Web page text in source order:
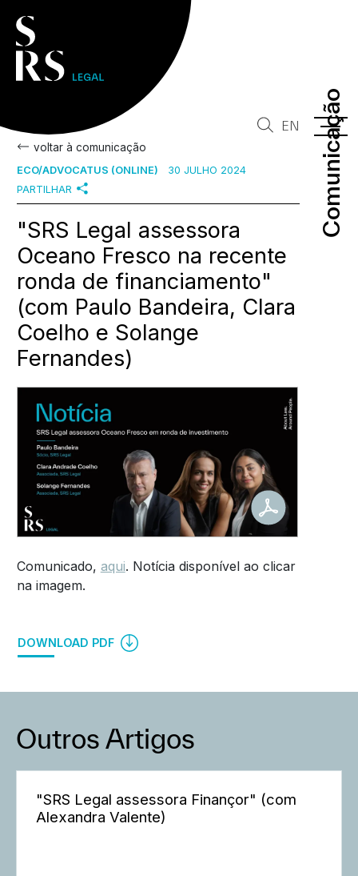
Comunicação
Comunicação
EN
voltar à comunicação
ECO/ADVOCATUS (ONLINE)
30 JULHO 2024
PARTILHAR
"SRS Legal assessora
Oceano Fresco na recente
ronda de financiamento"
(com Paulo Bandeira, Clara
Coelho e Solange
Fernandes)
Comunicado, aqui. Notícia disponível ao clicar
na imagem.
DOWNLOAD PDF
Outros Artigos
"SRS Legal assessora Finançor" (com
Alexandra Valente)